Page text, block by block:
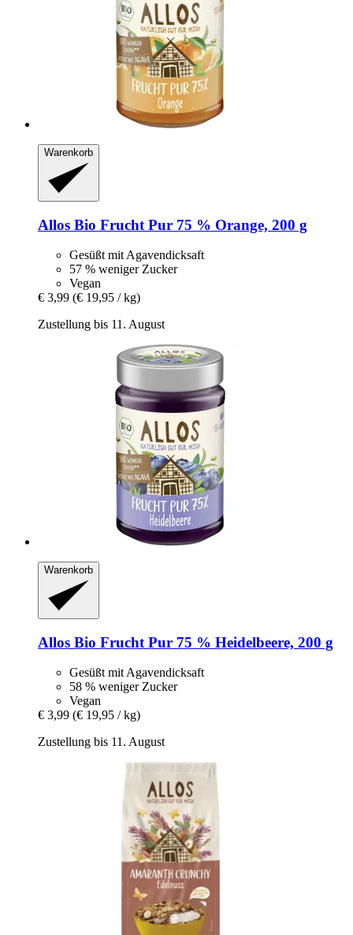
Warenkorb
Allos Bio Frucht Pur 75 % Orange, 200 g
Gesüßt mit Agavendicksaft
57 % weniger Zucker
Vegan
€ 3,99 (€ 19,95 / kg)
Zustellung bis 11. August
Warenkorb
Allos Bio Frucht Pur 75 % Heidelbeere, 200 g
Gesüßt mit Agavendicksaft
58 % weniger Zucker
Vegan
€ 3,99 (€ 19,95 / kg)
Zustellung bis 11. August